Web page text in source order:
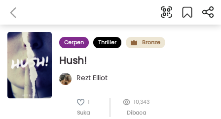
Cerpen Thriller Bronze
Hush!
Rezt Elliot
1
Suka
10,343
Dibaca